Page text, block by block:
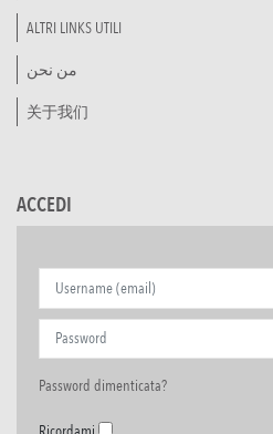
ALTRI LINKS UTILI
من نحن
关于我们
ACCEDI
Password dimenticata?